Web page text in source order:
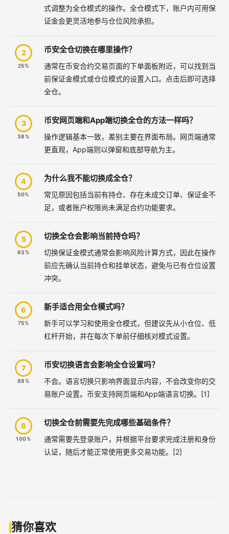
式调整为全仓模式的操作。全仓模式下，账户内可用保
证金会更灵活地参与仓位风险承担。
2
25%
币安全仓切换在哪里操作？
通常在币安合约交易页面的下单面板附近，可以找到当
前保证金模式或仓位模式的设置入口。点击后即可选择
全仓。
3
38%
币安网页端和App端切换全仓的方法一样吗？
操作逻辑基本一致，差别主要在界面布局。网页端通常
更直观，App端则以弹窗和底部导航为主。
4
50%
为什么我不能切换成全仓？
常见原因包括当前有持仓、存在未成交订单、保证金不
足，或者账户权限尚未满足合约功能要求。
5
63%
切换全仓会影响当前持仓吗？
切换保证金模式通常会影响风险计算方式，因此在操作
前应先确认当前持仓和挂单状态，避免与已有仓位设置
冲突。
6
75%
新手适合用全仓模式吗？
新手可以学习和使用全仓模式，但建议先从小仓位、低
杠杆开始，并在每次下单前仔细核对模式设置。
7
88%
币安切换语言会影响全仓设置吗？
不会。语言切换只影响界面显示内容，不会改变你的交
易账户设置。币安支持网页端和App端语言切换。[1]
8
100%
切换全仓前需要先完成哪些基础条件？
通常需要先登录账户，并根据平台要求完成注册和身份
认证，随后才能正常使用更多交易功能。[2]
猜你喜欢